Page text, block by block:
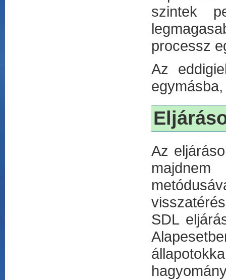
szintek
processz
Az
Az
majdnem
SDL